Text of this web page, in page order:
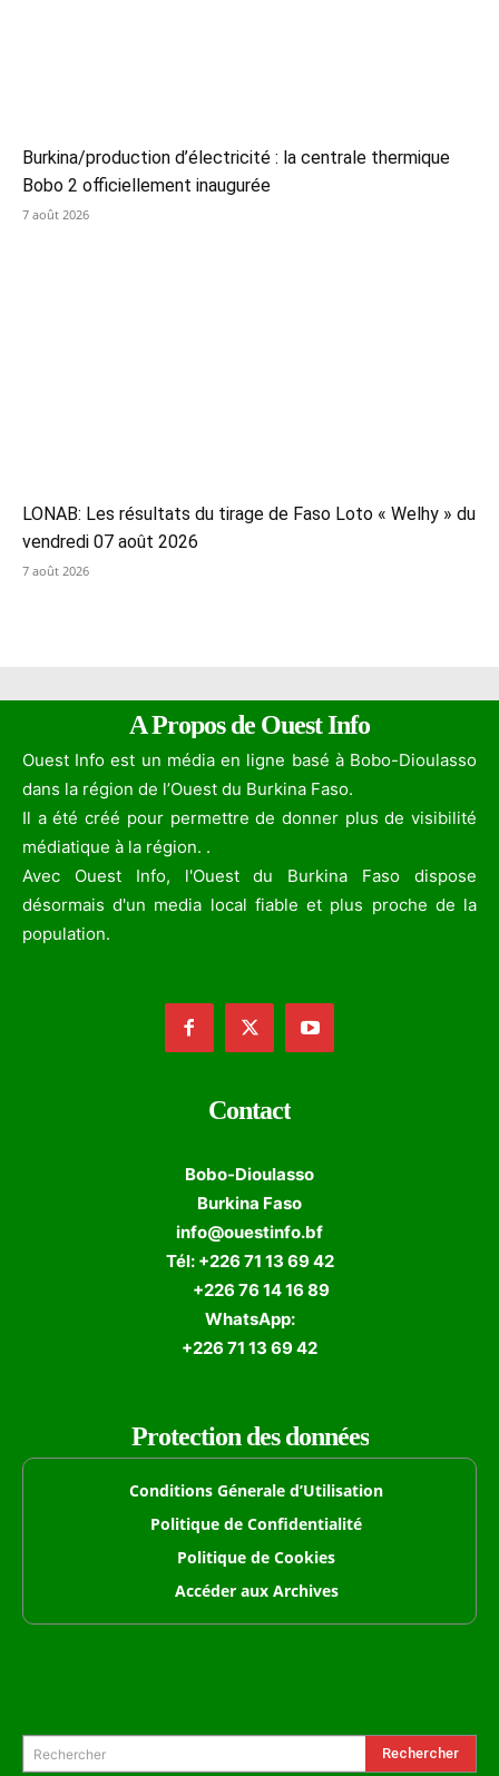
Burkina/production d’électricité : la centrale thermique
Bobo 2 officiellement inaugurée
7 août 2026
LONAB: Les résultats du tirage de Faso Loto « Welhy » du
vendredi 07 août 2026
7 août 2026
A Propos de Ouest Info
Ouest Info est un média en ligne basé à Bobo-Dioulasso
dans la région de l’Ouest du Burkina Faso.
Il a été créé pour permettre de donner plus de visibilité
médiatique à la région. .
Avec Ouest Info, l'Ouest du Burkina Faso dispose
désormais d'un media local fiable et plus proche de la
population.
Contact
Bobo-Dioulasso
Burkina Faso
info@ouestinfo.bf
Tél: +226 71 13 69 42
+226 76 14 16 89
WhatsApp:
+226 71 13 69 42
Protection des données
Conditions Génerale d’Utilisation
Politique de Confidentialité
Politique de Cookies
Accéder aux Archives
Rechercher Rechercher